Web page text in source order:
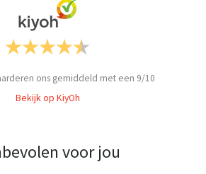
ons gemiddeld met een 9/10
Bekijk op KiyOh
voor jou